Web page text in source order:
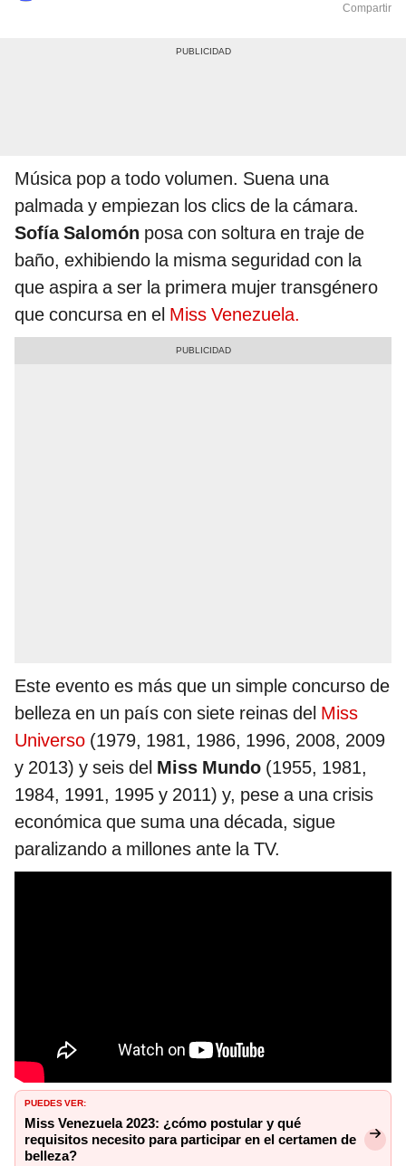
Compartir
Música pop a todo volumen. Suena una
palmada y empiezan los clics de la cámara.
Sofía Salomón posa con soltura en traje de
baño, exhibiendo la misma seguridad con la
que aspira a ser la primera mujer transgénero
que concursa en el Miss Venezuela.
Este evento es más que un simple concurso de
belleza en un país con siete reinas del Miss
Universo (1979, 1981, 1986, 1996, 2008, 2009
y 2013) y seis del Miss Mundo (1955, 1981,
1984, 1991, 1995 y 2011) y, pese a una crisis
económica que suma una década, sigue
paralizando a millones ante la TV.
PUEDES VER:
Miss Venezuela 2023: ¿cómo postular y qué
requisitos necesito para participar en el certamen de
belleza?